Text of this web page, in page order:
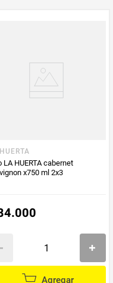
LA HUERTA cabernet
x750 ml 2x3
.000
Agregar